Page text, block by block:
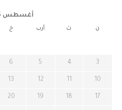
أغسطس 2026
ن ث أرب خ
3
4
5
6
10
11
12
13
17
18
19
20